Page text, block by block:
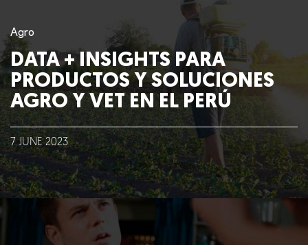
Agro
DATA + INSIGHTS PARA
PRODUCTOS Y SOLUCIONES
AGRO Y VET EN EL PERÚ
7 JUNE 2023